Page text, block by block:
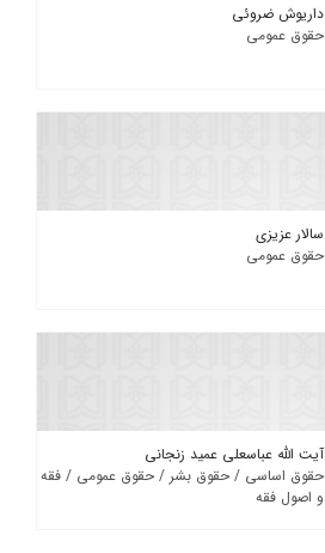
داریوش ضروئی
حقوق عمومی
سالار عزیزی
حقوق عمومی
آیت الله عباسعلی عمید زنجانی
حقوق اساسی / حقوق بشر / حقوق عمومی / فقه
و اصول فقه